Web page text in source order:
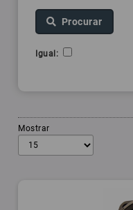
Procurar
Igual:
Mostrar